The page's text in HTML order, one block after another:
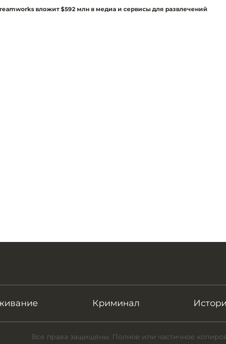
вложит $592 млн в медиа и сервисы для развлечений
Криминал
Все права защищены. Полное или частичное